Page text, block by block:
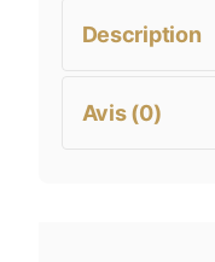
Description
Avis (0)